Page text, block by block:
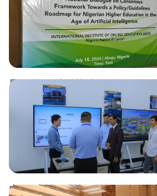
尼日利亚国家政策对话会
中亚政策对话会